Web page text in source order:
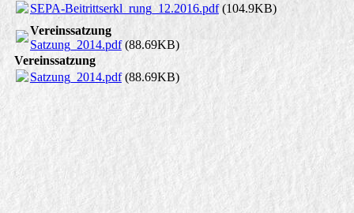
SEPA-Beitrittserkl_rung_12.2016.pdf(104.9KB)
Vereinssatzung
Satzung_2014.pdf(88.69KB)
Vereinssatzung
Satzung_2014.pdf(88.69KB)